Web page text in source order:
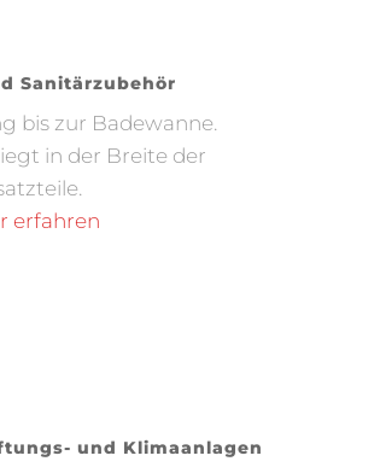
Sanitärzubehör
bis zur Badewanne.
in der Breite der
erfahren
und Klimaanlagen